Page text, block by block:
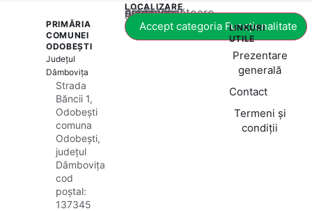
PRIMĂRIA
COMUNEI
ODOBEȘTI
Județul
Dâmbovița
Strada
Băncii 1,
Odobești
comuna
Odobești,
județul
Dâmbovița
cod
poștal:
137345
LOCALIZARE
Acest conținut este blocat până când acceptați categoria corespunzătoare de cookie-uri.
Accept categoria Funcționalitate
LINKURI
UTILE
Prezentare
generală
Contact
Termeni și
condiții